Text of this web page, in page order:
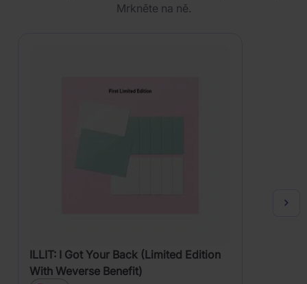
Mrkněte na ně.
ILLIT: I Got Your Back (Limited Edition
With Weverse Benefit)